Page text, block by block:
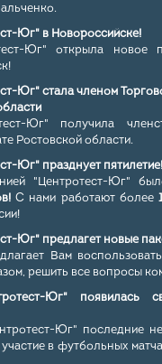
Юг" в Новороссийске!
Юг" открыла новое
Юг" стала членом
Юг" получила
Ростовской области.
Юг" празднует пятилетие!
"Центротест-Юг"
С нами работают более
Юг" предлагет новые
Вам
решить все вопросы
Юг" появилась
Юг" последние
в футбольных